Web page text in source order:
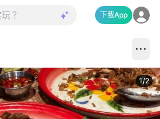
下載App
1/2